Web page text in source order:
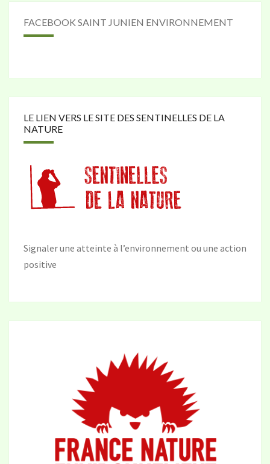
FACEBOOK SAINT JUNIEN ENVIRONNEMENT
LE LIEN VERS LE SITE DES SENTINELLES DE LA
NATURE
Signaler une atteinte à l’environnement ou une action
positive